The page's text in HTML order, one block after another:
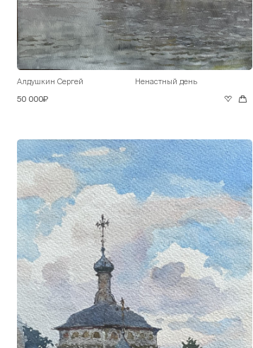
Алдушкин Сергей Ненастный день
50 000₽